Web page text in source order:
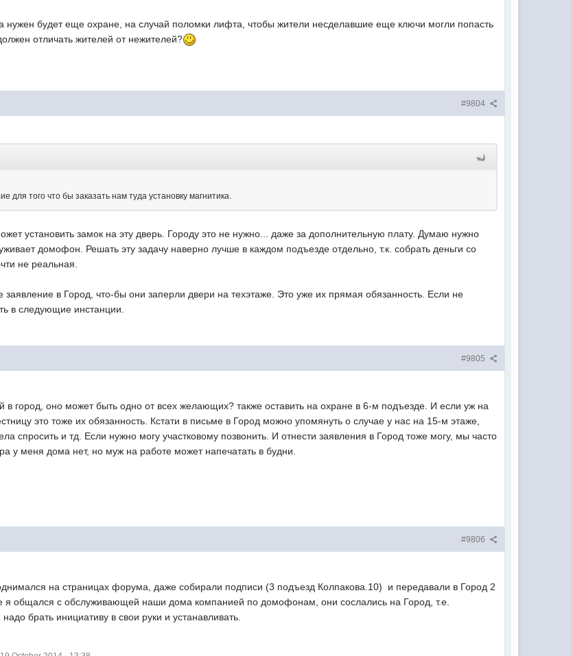
нужен будет еще охране, на случай поломки лифта, чтобы жители несделавшие еще ключи могли попасть
отличать жителей от нежителей?
#9804
для того что бы заказать нам туда установку магнитика.
установить замок на эту дверь. Городу это не нужно... даже за дополнительную плату. Думаю нужно
домофон. Решать эту задачу наверно лучше в каждом подъезде отдельно, т.к. собрать деньги со
не реальная.
в Город, что-бы они заперли двери на техэтаже. Это уже их прямая обязанность. Если не
в следующие инстанции.
#9805
в город, оно может быть одно от всех желающих? также оставить на охране в 6-м подъезде. И если уж на
это тоже их обязанность. Кстати в письме в Город можно упомянуть о случае у нас на 15-м этаже,
спросить и тд. Если нужно могу участковому позвонить. И отнести заявления в Город тоже могу, мы часто
у меня дома нет, но муж на работе может напечатать в будни.
#9806
на страницах форума, даже собирали подписи (3 подъезд Колпакова.10) и передавали в Город 2
я общался с обслуживающей наши дома компанией по домофонам, они сослались на Город, т.е.
брать инициативу в свои руки и устанавливать.